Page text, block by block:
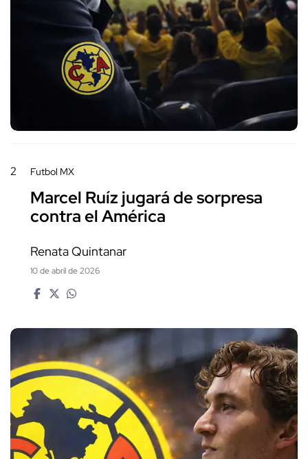
2 Futbol MX
Marcel Ruíz jugará de sorpresa
contra el América
Renata Quintanar
10 de abril de 2026